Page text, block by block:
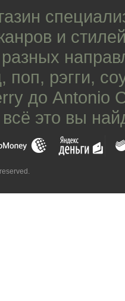
и
, поп, рэгги,
до Antonio
всё это вы